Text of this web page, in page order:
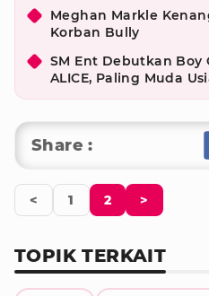
Meghan Markle
Korban Bully
SM Ent Debutkan Boy
ALICE, Paling Muda
Share :
< 1 2 >
TOPIK TERKAIT